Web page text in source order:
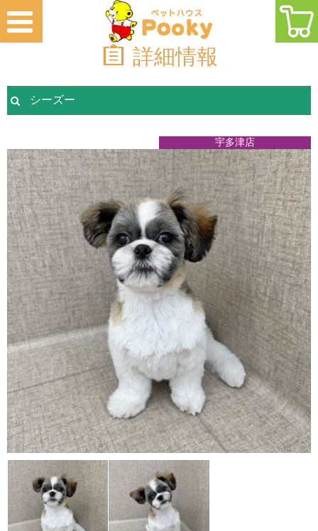
詳細情報
シーズー
宇多津店